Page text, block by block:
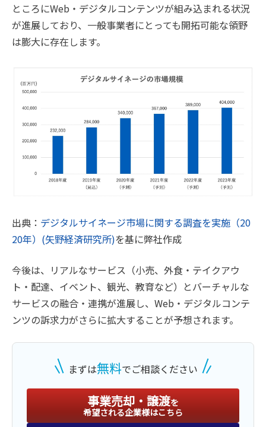
ところにWeb・デジタルコンテンツが組み込まれる状況
が進展しており、一般事業者にとっても開拓可能な領野
は膨大に存在します。
出典： デジタルサイネージ市場に関する調査を実施（20
20年）(矢野経済研究所)を基に弊社作成
今後は、リアルなサービス（小売、外食・テイクアウ
ト・配達、イベント、観光、教育など）とバーチャルな
サービスの融合・連携が進展し、Web・デジタルコンテ
ンツの訴求力がさらに拡大することが予想されます。
まずは無料でご相談ください
事業売却・譲渡を
希望される企業様はこちら